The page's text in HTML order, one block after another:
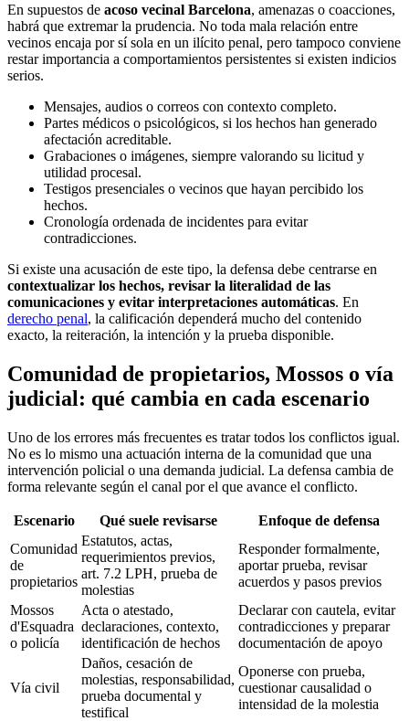
En supuestos de acoso vecinal Barcelona, amenazas o coacciones,
habrá que extremar la prudencia. No toda mala relación entre
vecinos encaja por sí sola en un ilícito penal, pero tampoco conviene
restar importancia a comportamientos persistentes si existen indicios
serios.
Mensajes, audios o correos con contexto completo.
Partes médicos o psicológicos, si los hechos han generado
afectación acreditable.
Grabaciones o imágenes, siempre valorando su licitud y
utilidad procesal.
Testigos presenciales o vecinos que hayan percibido los
hechos.
Cronología ordenada de incidentes para evitar
contradicciones.
Si existe una acusación de este tipo, la defensa debe centrarse en
contextualizar los hechos, revisar la literalidad de las
comunicaciones y evitar interpretaciones automáticas. En
derecho penal, la calificación dependerá mucho del contenido
exacto, la reiteración, la intención y la prueba disponible.
Comunidad de propietarios, Mossos o vía
judicial: qué cambia en cada escenario
Uno de los errores más frecuentes es tratar todos los conflictos igual.
No es lo mismo una actuación interna de la comunidad que una
intervención policial o una demanda judicial. La defensa cambia de
forma relevante según el canal por el que avance el conflicto.
Escenario Qué suele revisarse
Enfoque de defensa
Comunidad
de
propietarios
Estatutos, actas,
requerimientos previos,
art. 7.2 LPH, prueba de
molestias
Responder formalmente,
aportar prueba, revisar
acuerdos y pasos previos
Mossos
d'Esquadra
o policía
Acta o atestado,
declaraciones, contexto,
identificación de hechos
Declarar con cautela, evitar
contradicciones y preparar
documentación de apoyo
Vía civil
Daños, cesación de
molestias, responsabilidad,
prueba documental y
testifical
Oponerse con prueba,
cuestionar causalidad o
intensidad de la molestia